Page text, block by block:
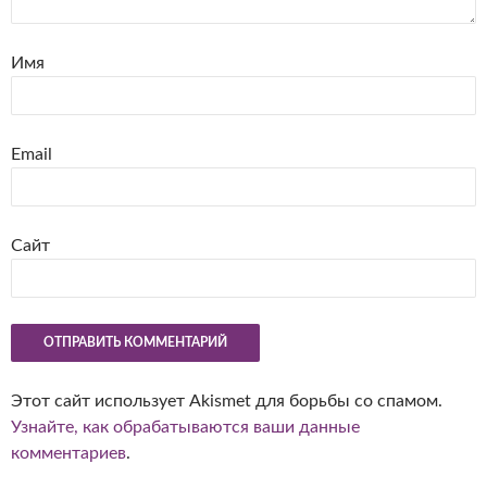
Имя
Email
Сайт
Этот сайт использует Akismet для борьбы со спамом.
Узнайте, как обрабатываются ваши данные
комментариев.